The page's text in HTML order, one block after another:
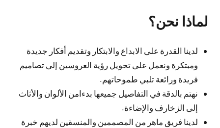
لماذا نحن؟
لدينا القدرة على الابداع والابتكار وتقديم أفكار جديدة
ومبتكرة ونعمل على تحويل رؤية العروسين إلى تصاميم
فريدة ورائعة تلبي طموحاتهم.
نهتم بالدقة في التفاصيل جميعها بدءامن الألوان والأثاث
إلى الزخارف والإضاءة.
لدينا فريق ماهر من المصممين والمنسقين لديهم خبرة